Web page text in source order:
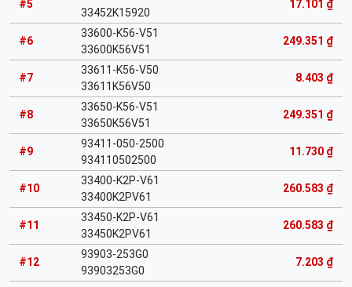
#5
33452K15920
17.101 ₫
#6
33600-K56-V51
33600K56V51
249.351 ₫
#7
33611-K56-V50
33611K56V50
8.403 ₫
#8
33650-K56-V51
33650K56V51
249.351 ₫
#9
93411-050-2500
934110502500
11.730 ₫
#10
33400-K2P-V61
33400K2PV61
260.583 ₫
#11
33450-K2P-V61
33450K2PV61
260.583 ₫
#12
93903-253G0
93903253G0
7.203 ₫